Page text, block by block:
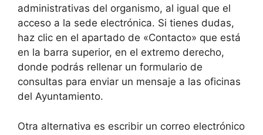
administrativas del organismo, al igual que el
acceso a la sede electrónica. Si tienes dudas,
haz clic en el apartado de «Contacto» que está
en la barra superior, en el extremo derecho,
donde podrás rellenar un formulario de
consultas para enviar un mensaje a las oficinas
del Ayuntamiento.
Otra alternativa es escribir un correo electrónico